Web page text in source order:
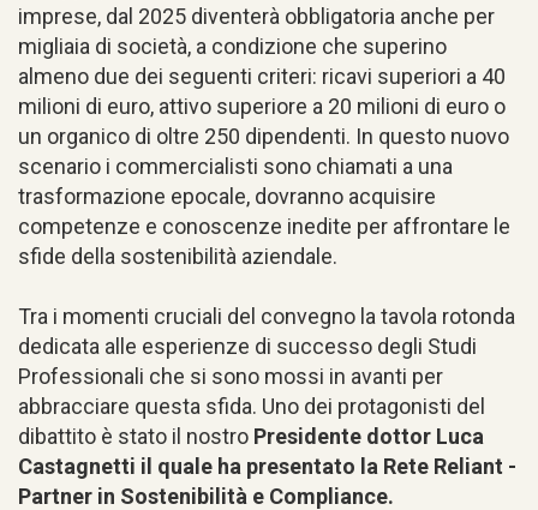
imprese, dal 2025 diventerà obbligatoria anche per
migliaia di società, a condizione che superino
almeno due dei seguenti criteri: ricavi superiori a 40
milioni di euro, attivo superiore a 20 milioni di euro o
un organico di oltre 250 dipendenti. In questo nuovo
scenario i commercialisti sono chiamati a una
trasformazione epocale, dovranno acquisire
competenze e conoscenze inedite per affrontare le
sfide della sostenibilità aziendale.
Tra i momenti cruciali del convegno la tavola rotonda
dedicata alle esperienze di successo degli Studi
Professionali che si sono mossi in avanti per
abbracciare questa sfida. Uno dei protagonisti del
dibattito è stato il nostro Presidente dottor Luca
Castagnetti il quale ha presentato la Rete Reliant -
Partner in Sostenibilità e Compliance.